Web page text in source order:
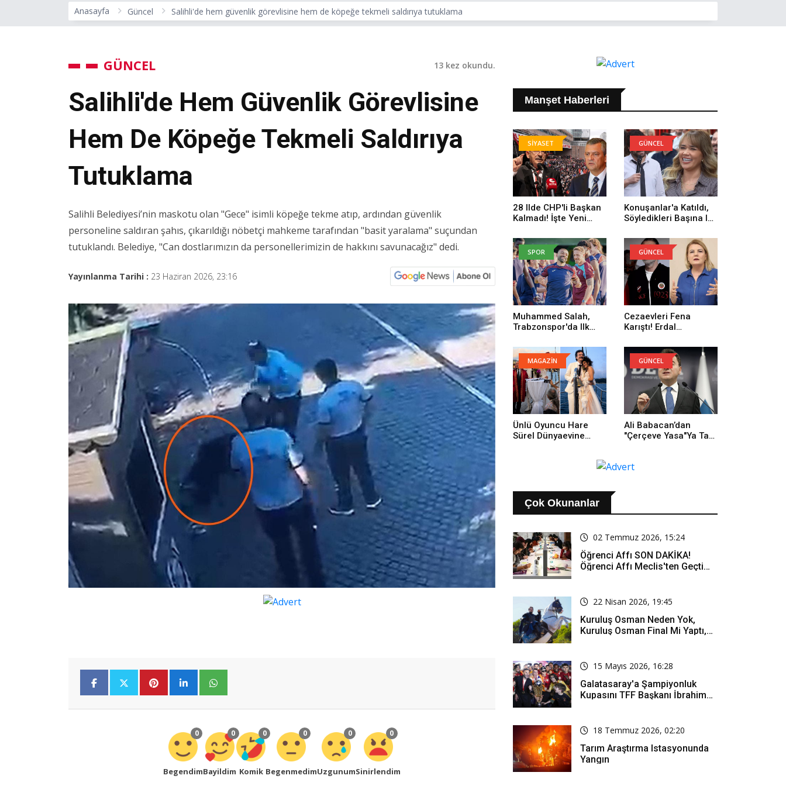
Anasayfa Güncel Salihli'de hem güvenlik görevlisine hem de köpeğe tekmeli saldırıya tutuklama
GÜNCEL 13 kez okundu.
Salihli'de Hem Güvenlik Görevlisine
Hem De Köpeğe Tekmeli Saldırıya
Tutuklama
Salihli Belediyesi’nin maskotu olan "Gece" isimli köpeğe tekme atıp, ardından güvenlik
personeline saldıran şahıs, çıkarıldığı nöbetçi mahkeme tarafından "basit yaralama" suçundan
tutuklandı. Belediye, "Can dostlarımızın da personellerimizin de hakkını savunacağız" dedi.
Yayınlanma Tarihi : 23 Haziran 2026, 23:16
0
Begendim
0
Bayildim
0
Komik
0
Begenmedim
0
Uzgunum
0
Sinirlendim
Manşet Haberleri
SİYASET
28 Ilde CHP'li Başkan
Kalmadı! İşte Yeni
Sayısı
GÜNCEL
Konuşanlar'a Katıldı,
Söyledikleri Başına Iş
SPOR
Muhammed Salah,
Trabzonspor'da Ilk
GÜNCEL
Cezaevleri Fena
Karıştı! Erdal
Yüzünden Buradayım
MAGAZİN
Ünlü Oyuncu Hare
Sürel Dünyaevine
GÜNCEL
Ali Babacan’dan
"Çerçeve Yasa"ya Tam
Çok Okunanlar
02 Temmuz 2026, 15:24
Öğrenci Affı SON DAKİKA!
Öğrenci Affı Meclis'ten Geçti
22 Nisan 2026, 19:45
Kuruluş Osman Neden Yok,
Kuruluş Osman Final Mi Yaptı,
Zaman Yayınlanacak?
15 Mayıs 2026, 16:28
Galatasaray'a Şampiyonluk
Kupasını TFF Başkanı İbrahim
18 Temmuz 2026, 02:20
Tarım Araştırma Istasyonunda
Yangın